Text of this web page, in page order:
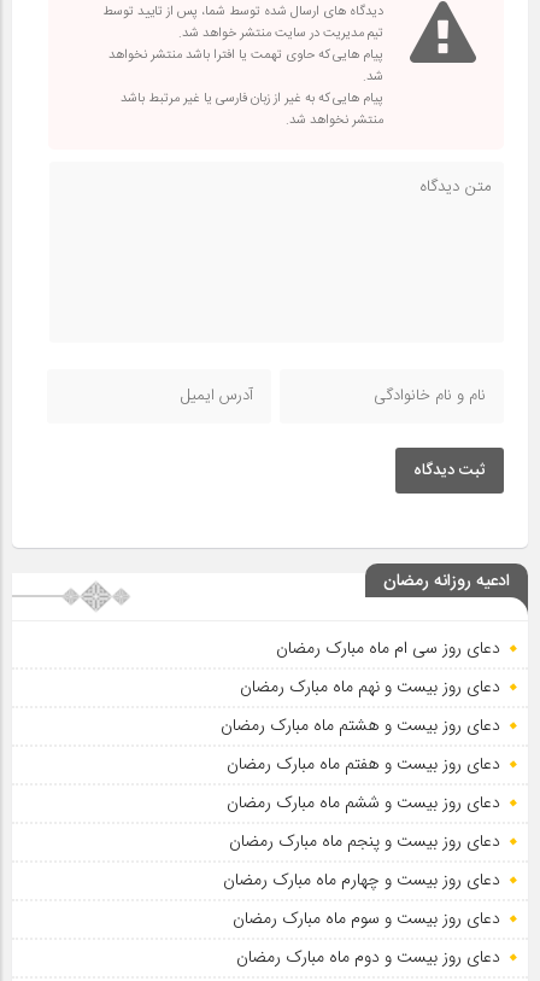
دیدگاه های ارسال شده توسط شما، پس از تایید توسط
تیم مدیریت در سایت منتشر خواهد شد.
پیام هایی که حاوی تهمت یا افترا باشد منتشر نخواهد
شد.
پیام هایی که به غیر از زبان فارسی یا غیر مرتبط باشد
منتشر نخواهد شد.
ثبت دیدگاه
ادعیه روزانه رمضان
دعای روز سی ام ماه مبارک رمضان
دعای روز بیست و نهم ماه مبارک رمضان
دعای روز بیست و هشتم ماه مبارک رمضان
دعای روز بیست و هفتم ماه مبارک رمضان
دعای روز بیست و ششم ماه مبارک رمضان
دعای روز بیست و پنجم ماه مبارک رمضان
دعای روز بیست و چهارم ماه مبارک رمضان
دعای روز بیست و سوم ماه مبارک رمضان
دعای روز بیست و دوم ماه مبارک رمضان